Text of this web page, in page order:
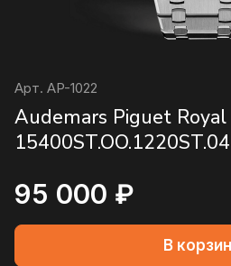
Арт. AP-1022
Audemars Piguet
15400ST.OO.1220ST.04
95 000 ₽
В